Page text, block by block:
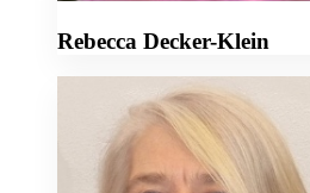
Rebecca Decker-Klein